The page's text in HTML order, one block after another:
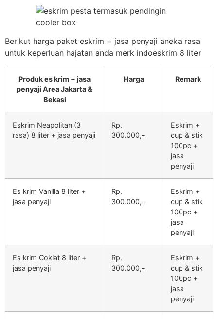
Berikut harga paket eskrim + jasa penyaji aneka rasa
untuk keperluan hajatan anda merk indoeskrim 8 liter
Produk es krim + jasa
penyaji Area Jakarta &
Bekasi
Harga Remark
Eskrim Neapolitan (3
rasa) 8 liter + jasa penyaji
Rp.
300.000,-
Eskrim +
cup & stik
100pc +
jasa
penyaji
Es krim Vanilla 8 liter +
jasa penyaji
Rp.
300.000,-
Eskrim +
cup & stik
100pc +
jasa
penyaji
Es krim Coklat 8 liter +
jasa penyaji
Rp.
300.000,-
Eskrim +
cup & stik
100pc +
jasa
penyaji